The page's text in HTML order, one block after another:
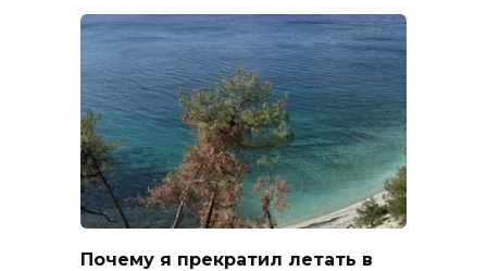
Почему я прекратил летать в